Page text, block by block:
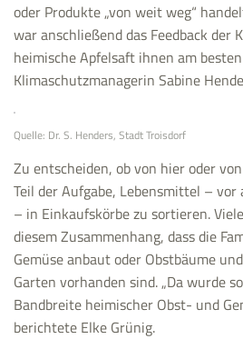
oder Produkte „von weit weg“
war anschließend das Feedback der
heimische Apfelsaft ihnen am
Klimaschutzmanagerin Sabine
Quelle: Dr. S. Henders, Stadt Troisdorf
Zu entscheiden, ob von hier oder
Teil der Aufgabe, Lebensmittel – vor
– in Einkaufskörbe zu sortieren.
diesem Zusammenhang, dass die
Gemüse anbaut oder Obstbäume
Garten vorhanden sind. „Da wurde
Bandbreite heimischer Obst- und
berichtete Elke Grünig.